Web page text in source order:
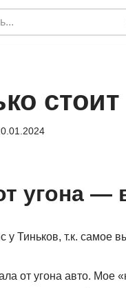
угона —
у Тиньков, т.к.
от угона авто. Мое